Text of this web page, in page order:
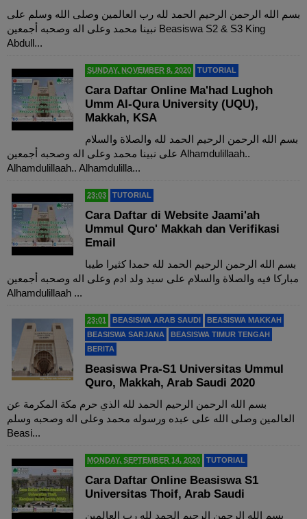
بسم الله الرحمن الرحيم الحمد لله رب العالمين وصلى الله وسلم على
نبينا محمد وعلى اله وصحبه أجمعين Beasiswa S2 & S3 King
Abdull...
SUNDAY, NOVEMBER 8, 2020 TUTORIAL
Cara Daftar Online Ma'had Lughoh
Umm Al-Qura University (UQU),
Makkah, KSA
بسم الله الرحمن الرحيم الحمد لله والصلاة والسلام
على نبينا محمد وعلى اله وصحبه أجمعين Alhamdulillaah..
Alhamdulillaah.. Alhamdulilla...
23:03 TUTORIAL
Cara Daftar di Website Jaami'ah
Ummul Quro' Makkah dan Verifikasi
Email
بسم الله الرحمن الرحيم الحمد لله حمدا كثيرا طيبا
مباركا فيه والصلاة والسلام على سيد ولد ادم وعلى اله وصحبه أجمعين
Alhamdulillaah ...
23:01 BEASISWA ARAB SAUDI
BEASISWA MAKKAH
BEASISWA SARJANA
BEASISWA TIMUR TENGAH
BERITA
Beasiswa Pra-S1 Universitas Ummul
Quro, Makkah, Arab Saudi 2020
بسم الله الرحمن الرحيم الحمد لله الذي حرم مكة المكرمة عن
العالمين وصلى الله على عبده ورسوله محمد وعلى اله وصحبه وسلم
Beasi...
MONDAY, SEPTEMBER 14, 2020 TUTORIAL
Cara Daftar Online Beasiswa S1
Universitas Thoif, Arab Saudi
بسم الله الرحمن الرحيم الحمد لله رب العالمين